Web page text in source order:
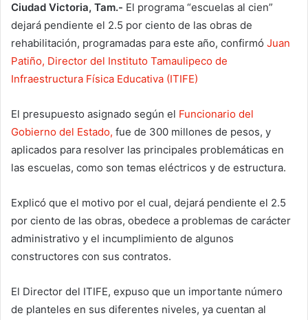
Ciudad Victoria, Tam.- El programa “escuelas al cien”
dejará pendiente el 2.5 por ciento de las obras de
rehabilitación, programadas para este año, confirmó Juan
Patiño, Director del Instituto Tamaulipeco de
Infraestructura Física Educativa (ITIFE)
El presupuesto asignado según el Funcionario del
Gobierno del Estado, fue de 300 millones de pesos, y
aplicados para resolver las principales problemáticas en
las escuelas, como son temas eléctricos y de estructura.
Explicó que el motivo por el cual, dejará pendiente el 2.5
por ciento de las obras, obedece a problemas de carácter
administrativo y el incumplimiento de algunos
constructores con sus contratos.
El Director del ITIFE, expuso que un importante número
de planteles en sus diferentes niveles, ya cuentan al